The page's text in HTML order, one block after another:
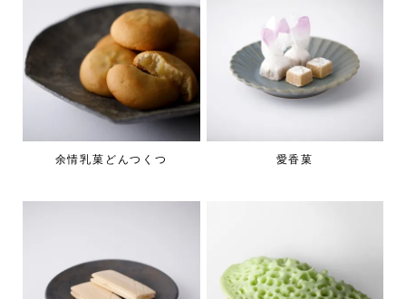
余情乳菓どんつくつ 愛香菓